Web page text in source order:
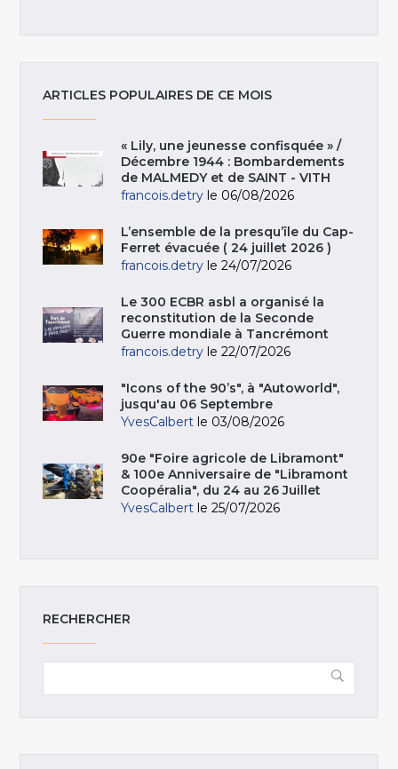
ARTICLES POPULAIRES DE CE MOIS
« Lily, une jeunesse confisquée » /
Décembre 1944 : Bombardements
de MALMEDY et de SAINT - VITH
francois.detry le 06/08/2026
L’ensemble de la presqu’île du Cap-
Ferret évacuée ( 24 juillet 2026 )
francois.detry le 24/07/2026
Le 300 ECBR asbl a organisé la
reconstitution de la Seconde
Guerre mondiale à Tancrémont
francois.detry le 22/07/2026
"Icons of the 90’s", à "Autoworld",
jusqu'au 06 Septembre
YvesCalbert le 03/08/2026
90e "Foire agricole de Libramont"
& 100e Anniversaire de "Libramont
Coopéralia", du 24 au 26 Juillet
YvesCalbert le 25/07/2026
RECHERCHER